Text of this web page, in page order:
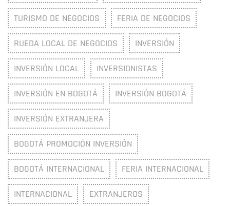
TURISMO DE NEGOCIOS FERIA DE NEGOCIOS
RUEDA LOCAL DE NEGOCIOS INVERSIÓN
INVERSIÓN LOCAL INVERSIONISTAS
INVERSIÓN EN BOGOTÁ INVERSIÓN BOGOTÁ
INVERSIÓN EXTRANJERA
BOGOTÁ PROMOCIÓN INVERSIÓN
BOGOTÁ INTERNACIONAL FERIA INTERNACIONAL
INTERNACIONAL EXTRANJEROS